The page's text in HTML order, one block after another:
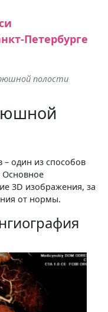
Петербурге
полости
один из способов
Основное
3D изображения, за
от нормы.